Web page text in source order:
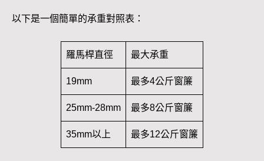
以下是一個簡單的承重對照表：
羅馬桿直徑 最大承重
19mm 最多4公斤窗簾
25mm-28mm 最多8公斤窗簾
35mm以上 最多12公斤窗簾